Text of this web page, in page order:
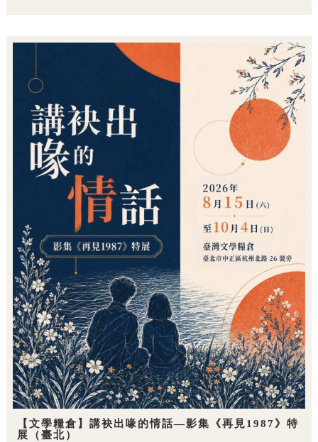
【文學糧倉】講袂出喙的情話—影集《再見1987》特
展（臺北）